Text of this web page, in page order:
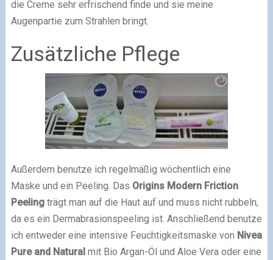
die Creme sehr erfrischend finde und sie meine
Augenpartie zum Strahlen bringt.
Zusätzliche Pflege
Außerdem benutze ich regelmäßig wöchentlich eine
Maske und ein Peeling. Das Origins Modern Friction
Peelingträgt man auf die Haut auf und muss nicht rubbeln,
da es ein Dermabrasionspeeling ist. Anschließend benutze
ich entweder eine intensive Feuchtigkeitsmaske von Nivea
Pure and Naturalmit Bio Argan-Öl und Aloe Vera oder eine